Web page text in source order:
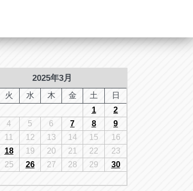
千葉
アップルかしわ沼南店
04-7190-1500
せ町9-206-12025年3月
火 水 木 金 土
日
1
2
4 5 6 7 8
9
11 12 13 14 15
16
18 19 20 21 22
23
25 26 27 28 29
30